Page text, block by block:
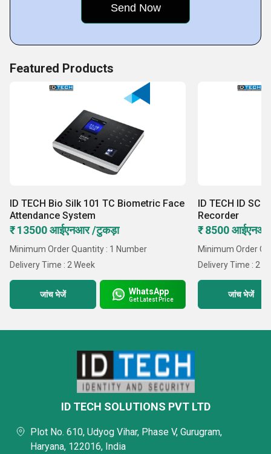
Featured Products
ID TECH Bio Silk 101 TC Biometric Face
Attendance System
₹ 13500 आईएनआर /टुकड़ा
Minimum Order Quantity : 1 Number
Delivery Time : 2 Week
जांच भेजें WhatsApp
Get Latest Price
ID TECH ID
Recorder
₹ 8500
Minimum Order
Delivery Time : 2
जांच भेजें
ID TECH SOLUTIONS PVT LTD
Plot No. 610, Udyog Vihar, Phase V, Gurugram,
Haryana, 122016, India